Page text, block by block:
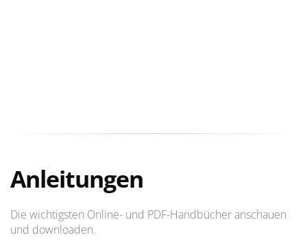
Anleitungen
Die wichtigsten Online- und PDF-Handbücher anschauen
und downloaden.